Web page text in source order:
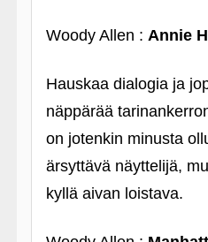
Woody Allen : Annie
Hauskaa dialogia ja
näppärää
on jotenkin minusta
ärsyttävä näyttelijä,
kyllä aivan loistava.